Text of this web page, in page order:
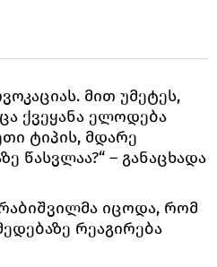
მით უმეტეს,
ქვეყანა ელოდება
ტიპის, მდარე
წასვლაა?“ – განაცხადა
იცოდა, რომ
რეაგირება